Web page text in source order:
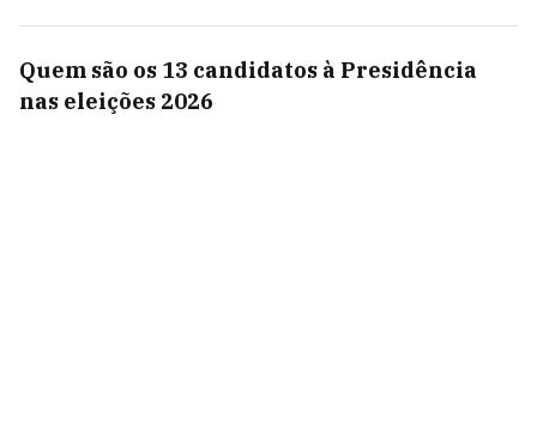
Quem são os 13 candidatos à Presidência
nas eleições 2026